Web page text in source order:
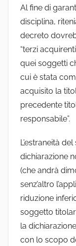
Al fine di
disciplina,
decreto
“terzi
quei soggetti
cui è stata
acquisito la
precedente
responsabile”.
L’estraneità
dichiarazione
(che andrà
senz’altro
riduzione
soggetto
la
con lo scopo